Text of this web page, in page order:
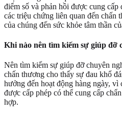
điểm số và phản hồi được cung
các triệu chứng liên quan đến chấn
của chúng đến sức khỏe tâm thần
Khi nào nên tìm kiếm sự giúp đỡ
Nên tìm kiếm sự giúp đỡ chuyên
chấn thương cho thấy sự đau khổ
hưởng đến hoạt động hàng ngày, vì
được cấp phép có thể cung cấp
hợp.